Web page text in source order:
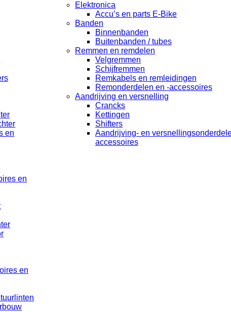
en
en
en
Elektronica
Accu’s en parts E-Bike
Banden
Binnenbanden
Buitenbanden / tubes
Remmen en remdelen
Velgremmen
Schijfremmen
Remkabels en remleidingen
Remonderdelen en -accessoires
Aandrijving en versnelling
Crancks
Kettingen
Shifters
Aandrijving- en
accessoires